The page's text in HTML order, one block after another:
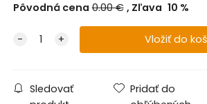
Pôvodná cena 0.00€ Zľava 10 %
Sledovať
Pridať do